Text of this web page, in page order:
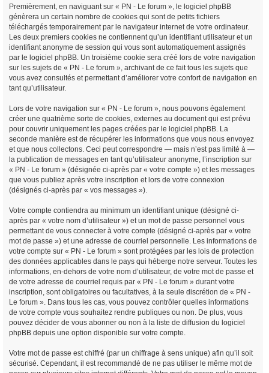
Premièrement, en naviguant sur « PN - Le forum », le logiciel phpBB
génèrera un certain nombre de cookies qui sont de petits fichiers
téléchargés temporairement par le navigateur internet de votre ordinateur.
Les deux premiers cookies ne contiennent qu’un identifiant utilisateur et un
identifiant anonyme de session qui vous sont automatiquement assignés
par le logiciel phpBB. Un troisième cookie sera créé lors de votre navigation
sur les sujets de « PN - Le forum », archivant de ce fait tous les sujets que
vous avez consultés et permettant d’améliorer votre confort de navigation en
tant qu’utilisateur.
Lors de votre navigation sur « PN - Le forum », nous pouvons également
créer une quatrième sorte de cookies, externes au document qui est prévu
pour couvrir uniquement les pages créées par le logiciel phpBB. La
seconde manière est de récupérer les informations que vous nous envoyez
et que nous collectons. Ceci peut correspondre — mais n’est pas limité à —
la publication de messages en tant qu’utilisateur anonyme, l’inscription sur
« PN - Le forum » (désignée ci-après par « votre compte ») et les messages
que vous publiez après votre inscription et lors de votre connexion
(désignés ci-après par « vos messages »).
Votre compte contiendra au minimum un identifiant unique (désigné ci-
après par « votre nom d’utilisateur ») et un mot de passe personnel vous
permettant de vous connecter à votre compte (désigné ci-après par « votre
mot de passe ») et une adresse de courriel personnelle. Les informations de
votre compte sur « PN - Le forum » sont protégées par les lois de protection
des données applicables dans le pays qui héberge notre serveur. Toutes les
informations, en-dehors de votre nom d’utilisateur, de votre mot de passe et
de votre adresse de courriel requis par « PN - Le forum » durant votre
inscription, sont obligatoires ou facultatives, à la seule discrétion de « PN -
Le forum ». Dans tous les cas, vous pouvez contrôler quelles informations
de votre compte vous souhaitez rendre publiques ou non. De plus, vous
pouvez décider de vous abonner ou non à la liste de diffusion du logiciel
phpBB depuis une option disponible sur votre compte.
Votre mot de passe est chiffré (par un chiffrage à sens unique) afin qu’il soit
sécurisé. Cependant, il est recommandé de ne pas utiliser le même mot de